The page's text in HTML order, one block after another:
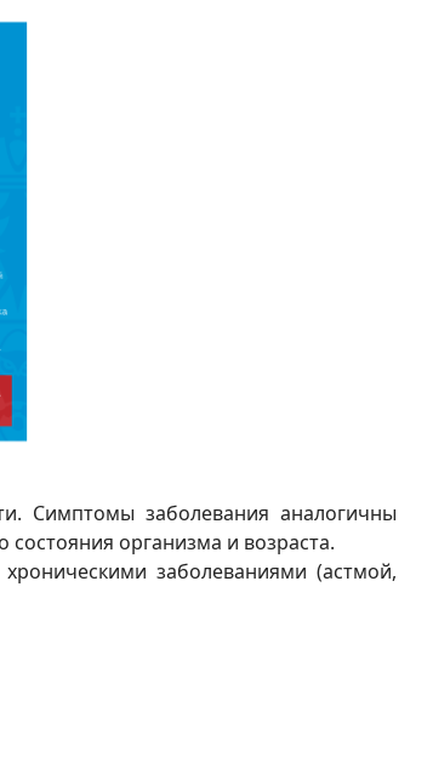
Симптомы заболевания аналогичны
организма и возраста.
заболеваниями (астмой,